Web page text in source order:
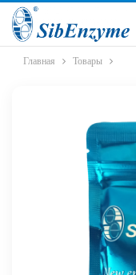
Главная Товары